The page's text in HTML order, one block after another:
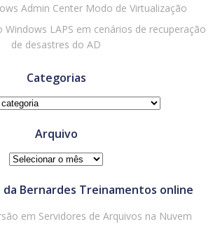
Admin Center Modo de Virtualização
Windows LAPS em cenários de recuperação
de desastres do AD
Categorias
Arquivo
Arquivo
da Bernardes Treinamentos online
em Servidores de Arquivos na Nuvem